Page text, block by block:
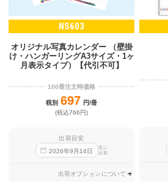
NS603
オリジナル写真カレンダー （壁掛
け・ハンガーリングA3サイズ・1ヶ
月表示タイプ）【代引不可】
100冊注文時価格
税別 697 円/冊
(税込766円)
出荷目安
2026年9 月14日
迄に
出荷
出荷オプションについて